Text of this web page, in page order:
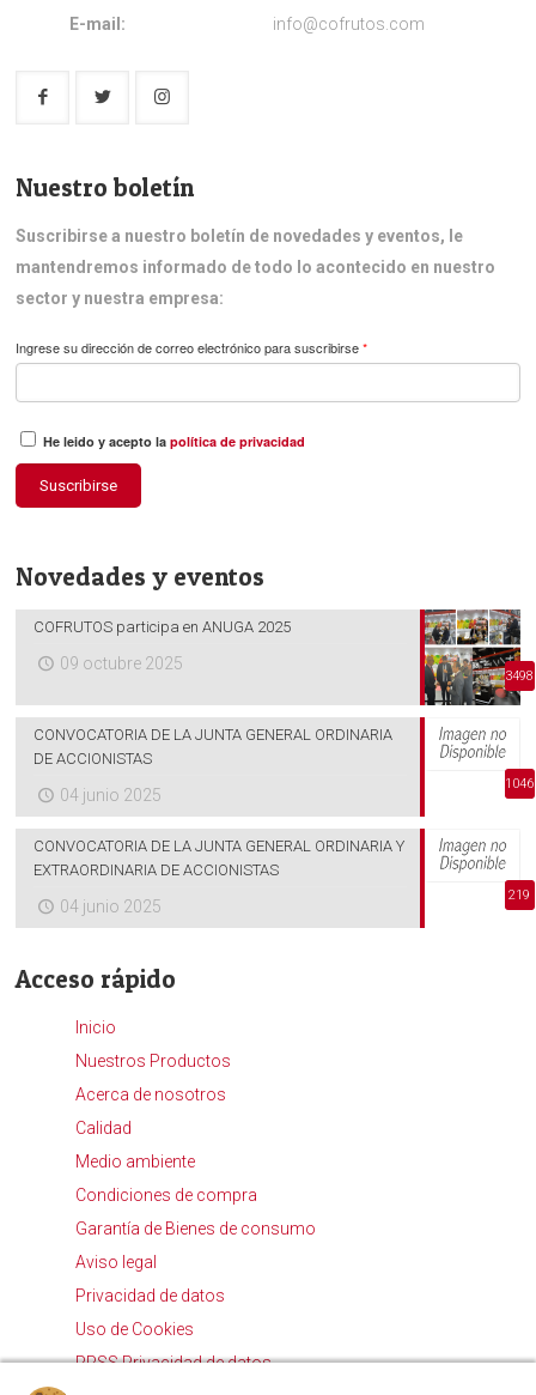
E-mail: info@cofrutos.com
Nuestro boletín
Suscribirse a nuestro boletín de novedades y eventos, le
mantendremos informado de todo lo acontecido en nuestro
sector y nuestra empresa:
Ingrese su dirección de correo electrónico para suscribirse*
He leido y acepto lapolítica de privacidad
Suscribirse
Novedades y eventos
3498
COFRUTOS participa en ANUGA 2025
09 octubre 2025
1046
CONVOCATORIA DE LA JUNTA GENERAL ORDINARIA
DE ACCIONISTAS
04 junio 2025
219
CONVOCATORIA DE LA JUNTA GENERAL ORDINARIA Y
EXTRAORDINARIA DE ACCIONISTAS
04 junio 2025
Acceso rápido
Inicio
Nuestros Productos
Acerca de nosotros
Calidad
Medio ambiente
Condiciones de compra
Garantía de Bienes de consumo
Aviso legal
Privacidad de datos
Uso de Cookies
RRSS Privacidad de datos